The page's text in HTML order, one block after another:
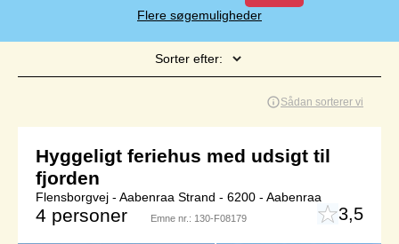
Flere søgemuligheder
Sorter efter:
Sådan sorterer vi
Hyggeligt feriehus med udsigt til
fjorden
Flensborgvej - Aabenraa Strand - 6200 - Aabenraa
4 personer Emne nr.: 130-F08179 3,5